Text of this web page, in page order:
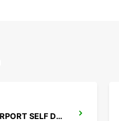
BLANTYRE INT AIRPORT SELF DRIVE